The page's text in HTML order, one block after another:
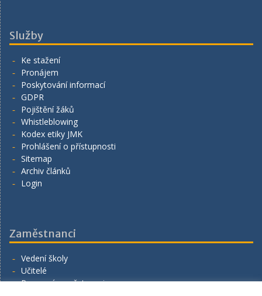
Služby
Ke stažení
Pronájem
Poskytování informací
GDPR
Pojištění žáků
Whistleblowing
Kodex etiky JMK
Prohlášení o přístupnosti
Sitemap
Archiv článků
Login
Zaměstnanci
Vedení školy
Učitelé
Provozní zaměstnanci